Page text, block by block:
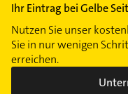
Ihr Eintrag bei Gelbe
Nutzen Sie unser
Sie in nur wenigen
erreichen.